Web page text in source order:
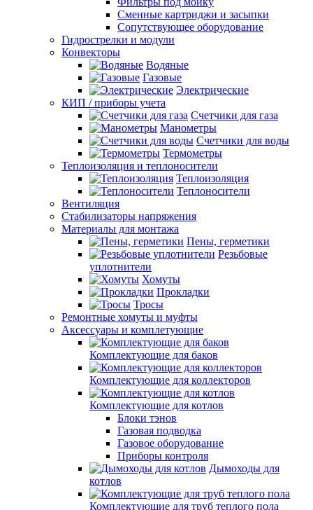
Сменные картриджи и засыпки
Сопутствующее оборудование
Гидрострелки и модули
Конвекторы
Водяные
Газовые
Электрические
КИП / приборы учета
Счетчики для газа
Манометры
Счетчики для воды
Термометры
Теплоизоляция и теплоносители
Теплоизоляция
Теплоносители
Вентиляция
Стабилизаторы напряжения
Материалы для монтажа
Пены, герметики
Резьбовые
уплотнители
Хомуты
Прокладки
Тросы
Ремонтные хомуты и муфты
Аксессуары и комплетующие
Комплектующие для баков
Комплектующие для коллекторов
Комплектующие для котлов
Блоки тэнов
Газовая подводка
Газовое оборудование
Приборы контроля
Дымоходы для
котлов
Комплектующие для труб теплого пола